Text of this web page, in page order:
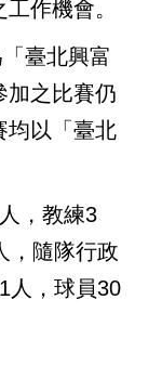
作機會。
臺北興富
加之比賽仍
均以「臺北
，教練3
，隨隊行政
人，球員30